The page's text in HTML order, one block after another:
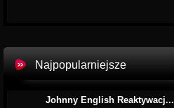
Najpopularniejsze
Johnny English Reaktywacj...